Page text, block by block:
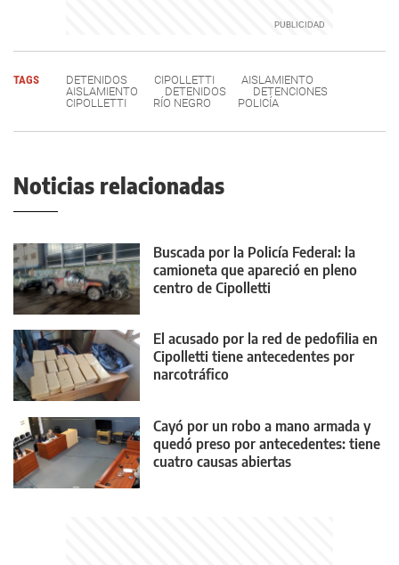
TAGS DETENIDOS CIPOLLETTI
AISLAMIENTO
AISLAMIENTO
DETENIDOS
DETENCIONES
CIPOLLETTI
RÍO NEGRO POLICÍA
Noticias relacionadas
Buscada por la Policía Federal: la
camioneta que apareció en pleno
centro de Cipolletti
El acusado por la red de pedofilia en
Cipolletti tiene antecedentes por
narcotráfico
Cayó por un robo a mano armada y
quedó preso por antecedentes: tiene
cuatro causas abiertas